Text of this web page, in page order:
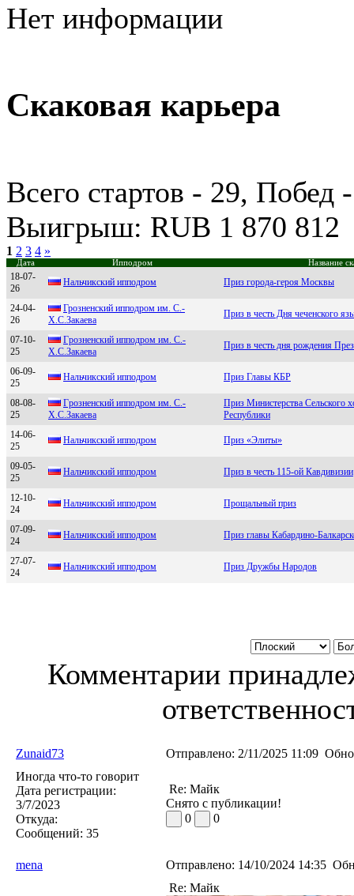
Нет информации
Скаковая карьера
Всего стартов - 29,
Выигрыш: RUB 1 870 812
1 2 3 4 »
Дата Ипподром Название
18-07-
26
Нальчикский ипподром Приз города-героя Москвы
24-04-
26
Грозненcкий ипподром им. C.-
Х.C.Закаева
Приз в честь Дня чеченского
07-10-
25
Гpознeнский ипподpом им. С.-
Х.С.Закаeва
Приз в честь дня рождения
06-09-
25
Нальчикский иппoдpoм Приз Главы КБР
08-08-
25
Гpозненcкий ипподpом им. С.-
X.С.Зaкaевa
Приз Министерства Сельского
Республики
14-06-
25
Нальчикcкий иппoдpoм Приз «Элиты»
09-05-
25
Hальчикcкий ипподpом Приз в честь 115-ой Кавдивизии
12-10-
24
Hальчикcкий ипподpом Прощальный приз
07-09-
24
Hальчикский ипподром Приз главы Кабардино-
27-07-
24
Haльчикский ипподром Приз Дружбы Народов
Комментарии
Zunaid73 Отправлено: 2/11/2025 11:09
Иногда что-то говорит
Дата регистрации:
3/7/2023
Откуда:
Сообщений: 35
Re: Майк
Снято с публикации!
0
0
mena Отправлено: 14/10/2024 14:35
Re: Майк